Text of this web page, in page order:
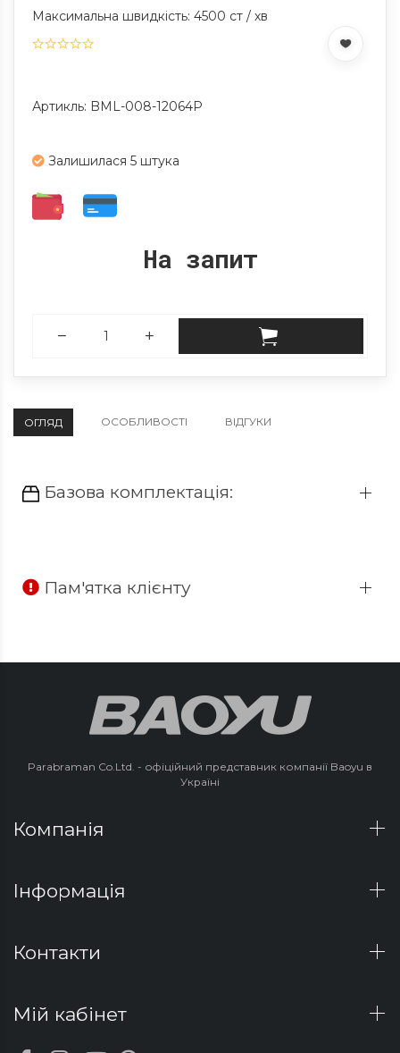
Максимальна швидкість: 4500 ст / хв
Артикль: BML-008-12064P
Залишилася 5 штука
На запит
ОГЛЯД ОСОБЛИВОСТІ ВІДГУКИ
Базова комплектація:
Пам'ятка клієнту
Parabraman Co.Ltd. - офіційний представник компанії Baoyu в
Україні
Компанія
Інформація
Контакти
Мій кабінет